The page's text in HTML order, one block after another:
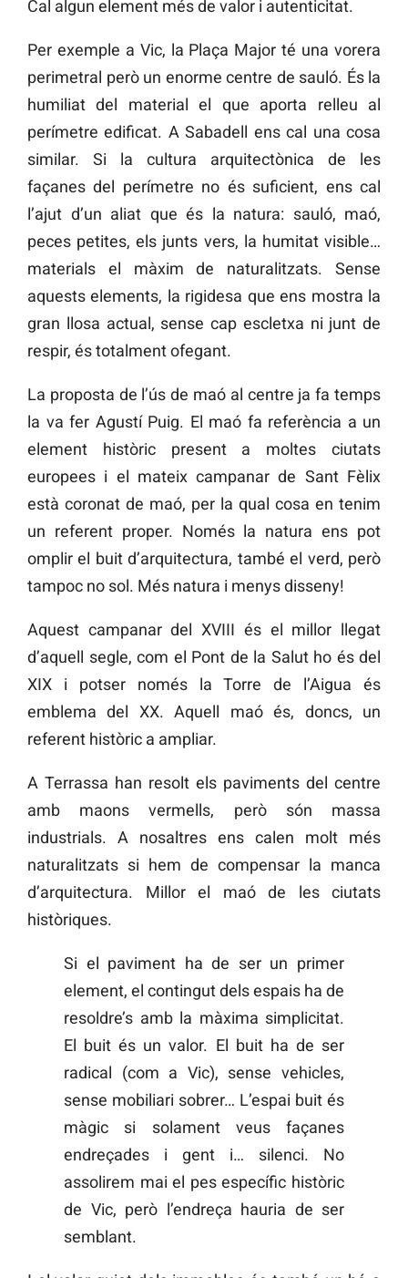
Cal algun element més de valor i autenticitat.
Per exemple a Vic, la Plaça Major té una vorera
perimetral però un enorme centre de sauló. És la
humiliat del material el que aporta relleu al
perímetre edificat. A Sabadell ens cal una cosa
similar. Si la cultura arquitectònica de les
façanes del perímetre no és suficient, ens cal
l’ajut d’un aliat que és la natura: sauló, maó,
peces petites, els junts vers, la humitat visible…
materials el màxim de naturalitzats. Sense
aquests elements, la rigidesa que ens mostra la
gran llosa actual, sense cap escletxa ni junt de
respir, és totalment ofegant.
La proposta de l’ús de maó al centre ja fa temps
la va fer Agustí Puig. El maó fa referència a un
element històric present a moltes ciutats
europees i el mateix campanar de Sant Fèlix
està coronat de maó, per la qual cosa en tenim
un referent proper. Només la natura ens pot
omplir el buit d’arquitectura, també el verd, però
tampoc no sol. Més natura i menys disseny!
Aquest campanar del XVIII és el millor llegat
d’aquell segle, com el Pont de la Salut ho és del
XIX i potser només la Torre de l’Aigua és
emblema del XX. Aquell maó és, doncs, un
referent històric a ampliar.
A Terrassa han resolt els paviments del centre
amb maons vermells, però són massa
industrials. A nosaltres ens calen molt més
naturalitzats si hem de compensar la manca
d’arquitectura. Millor el maó de les ciutats
històriques.
Si el paviment ha de ser un primer
element, el contingut dels espais ha de
resoldre’s amb la màxima simplicitat.
El buit és un valor. El buit ha de ser
radical (com a Vic), sense vehicles,
sense mobiliari sobrer… L’espai buit és
màgic si solament veus façanes
endreçades i gent i… silenci. No
assolirem mai el pes específic històric
de Vic, però l’endreça hauria de ser
semblant.